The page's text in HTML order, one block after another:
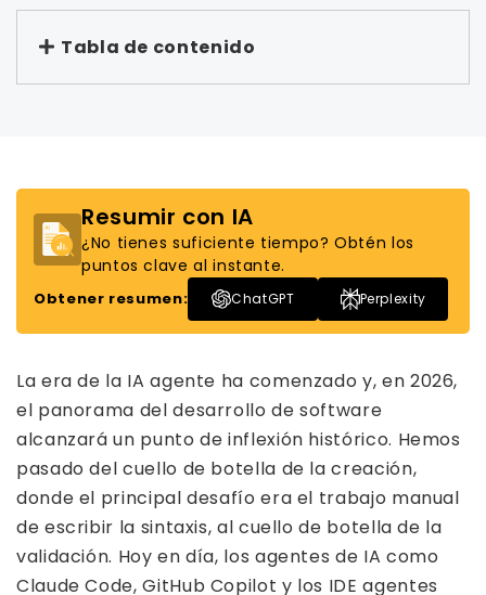
Tabla de contenido
Resumir con IA
¿No tienes suficiente tiempo? Obtén los
puntos clave al instante.
Obtener resumen: ChatGPT Perplexity
La era de la IA agente ha comenzado y, en 2026,
el panorama del desarrollo de software
alcanzará un punto de inflexión histórico. Hemos
pasado del cuello de botella de la creación,
donde el principal desafío era el trabajo manual
de escribir la sintaxis, al cuello de botella de la
validación. Hoy en día, los agentes de IA como
Claude Code, GitHub Copilot y los IDE agentes